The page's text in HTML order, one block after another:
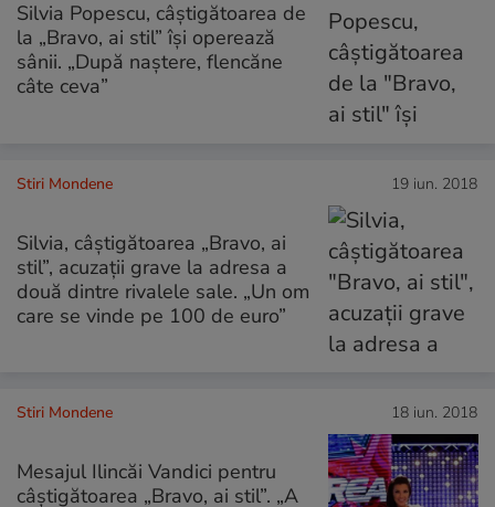
Silvia Popescu, câștigătoarea de
la „Bravo, ai stil” își operează
sânii. „După naștere, flencăne
câte ceva”
Stiri Mondene 19 iun. 2018
Silvia, câștigătoarea „Bravo, ai
stil”, acuzații grave la adresa a
două dintre rivalele sale. „Un om
care se vinde pe 100 de euro”
Stiri Mondene 18 iun. 2018
Mesajul Ilincăi Vandici pentru
câștigătoarea „Bravo, ai stil”. „A